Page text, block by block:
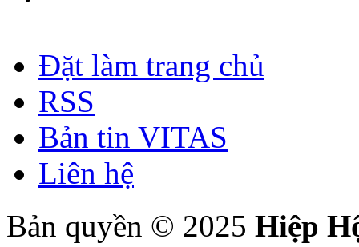
Đặt làm trang chủ
RSS
Bản tin VITAS
Liên hệ
Bản quyền © 2025 Hiệp